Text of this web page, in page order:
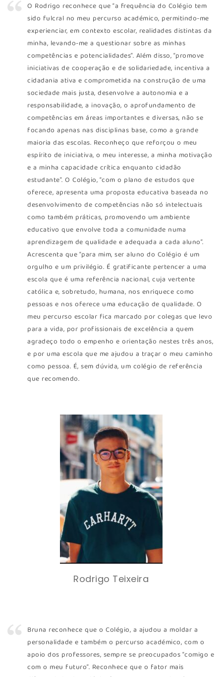
O Rodrigo reconhece que “a frequência do Colégio tem
sido fulcral no meu percurso académico, permitindo-me
experienciar, em contexto escolar, realidades distintas da
minha, levando-me a questionar sobre as minhas
competências e potencialidades”. Além disso, “promove
iniciativas de cooperação e de solidariedade, incentiva a
cidadania ativa e comprometida na construção de uma
sociedade mais justa, desenvolve a autonomia e a
responsabilidade, a inovação, o aprofundamento de
competências em áreas importantes e diversas, não se
focando apenas nas disciplinas base, como a grande
maioria das escolas. Reconheço que reforçou o meu
espírito de iniciativa, o meu interesse, a minha motivação
e a minha capacidade crítica enquanto cidadão
estudante”. O Colégio, “com o plano de estudos que
oferece, apresenta uma proposta educativa baseada no
desenvolvimento de competências não só intelectuais
como também práticas, promovendo um ambiente
educativo que envolve toda a comunidade numa
aprendizagem de qualidade e adequada a cada aluno”.
Acrescenta que “para mim, ser aluno do Colégio é um
orgulho e um privilégio. É gratificante pertencer a uma
escola que é uma referência nacional, cuja vertente
católica e, sobretudo, humana, nos enriquece como
pessoas e nos oferece uma educação de qualidade. O
meu percurso escolar fica marcado por colegas que levo
para a vida, por profissionais de excelência a quem
agradeço todo o empenho e orientação nestes três anos,
e por uma escola que me ajudou a traçar o meu caminho
como pessoa. É, sem dúvida, um colégio de referência
que recomendo.
Rodrigo Teixeira
Bruna reconhece que o Colégio, a ajudou a moldar a
personalidade e também o percurso académico, com o
apoio dos professores, sempre se preocupados “comigo e
com o meu futuro”. Reconhece que o fator mais